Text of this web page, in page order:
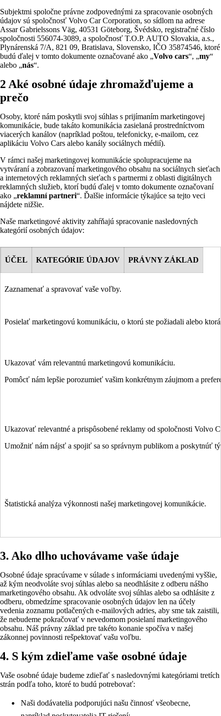
Subjektmi spoločne právne zodpovednými za spracovanie osobných
údajov sú spoločnosť Volvo Car Corporation, so sídlom na adrese
Assar Gabrielssons Väg, 40531 Göteborg, Švédsko, registračné číslo
spoločnosti 556074-3089, a spoločnosť T.O.P. AUTO Slovakia, a.s.,
Plynárenská 7/A, 821 09, Bratislava, Slovensko, IČO 35874546, ktoré
budú ďalej v tomto dokumente označované ako „Volvo cars“, „my“
alebo „nás“.
2 Aké osobné údaje zhromažďujeme a
prečo
Osoby, ktoré nám poskytli svoj súhlas s prijímaním marketingovej
komunikácie, bude takáto komunikácia zasielaná prostredníctvom
viacerých kanálov (napríklad poštou, telefonicky, e-mailom, cez
aplikáciu Volvo Cars alebo kanály sociálnych médií).
V rámci našej marketingovej komunikácie spolupracujeme na
vytváraní a zobrazovaní marketingového obsahu na sociálnych sieťach
a internetových reklamných sieťach s partnermi z oblasti digitálnych
reklamných služieb, ktorí budú ďalej v tomto dokumente označovaní
ako „reklamní partneri“. Ďalšie informácie týkajúce sa tejto veci
nájdete nižšie.
Naše marketingové aktivity zahŕňajú spracovanie nasledovných
kategórií osobných údajov:
ÚČEL KATEGÓRIE ÚDAJOV PRÁVNY ZÁKLAD
Zaznamenať a spravovať vaše voľby.
Posielať marketingovú komunikáciu, o ktorú ste požiadali alebo
Ukazovať vám relevantnú marketingovú komunikáciu.
Pomôcť nám lepšie porozumieť vašim konkrétnym záujmom a
Ukazovať relevantné a prispôsobené reklamy od spoločnosti Volvo
Umožniť nám nájsť a spojiť sa so správnym publikom a poskytnúť
Štatistická analýza výkonnosti našej marketingovej komunikácie.
3. Ako dlho uchovávame vaše údaje
Osobné údaje spracúvame v súlade s informáciami uvedenými vyššie,
až kým neodvoláte svoj súhlas alebo sa neodhlásite z odberu nášho
marketingového obsahu. Ak odvoláte svoj súhlas alebo sa odhlásite z
odberu, obmedzíme spracovanie osobných údajov len na účely
vedenia zoznamu potlačených e-mailových adries, aby sme tak zaistili,
že nebudeme pokračovať v nevedomom posielaní marketingového
obsahu. Náš právny základ pre takéto konanie spočíva v našej
zákonnej povinnosti rešpektovať vašu voľbu.
4. S kým zdieľame vaše osobné údaje
Vaše osobné údaje budeme zdieľať s nasledovnými kategóriami tretích
strán podľa toho, ktoré to budú potrebovať:
Naši dodávatelia podporujúci našu činnosť všeobecne,